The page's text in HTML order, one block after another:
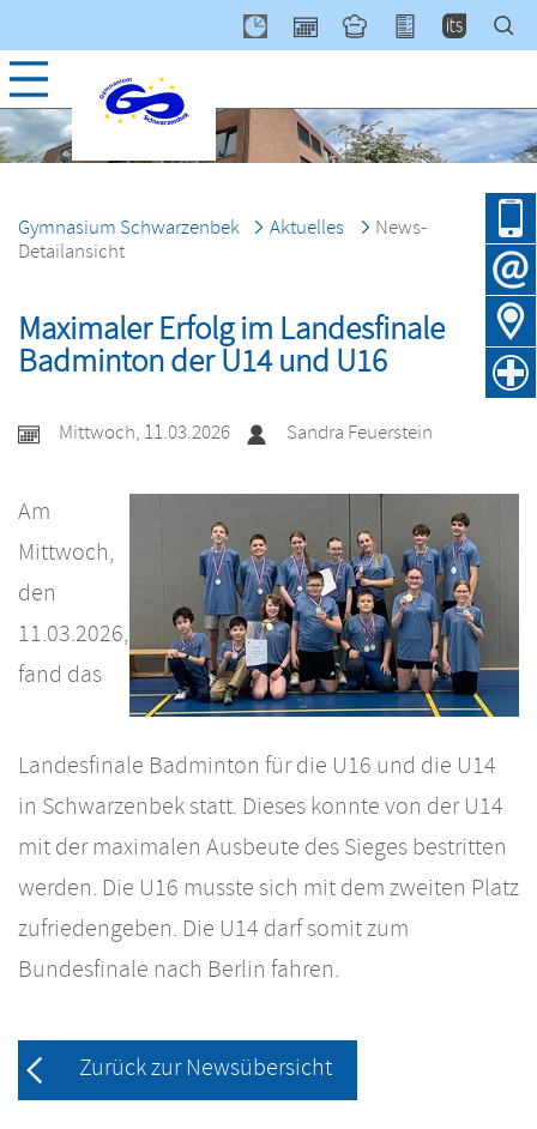
Gymnasium Schwarzenbek Aktuelles
News-
Detailansicht
Maximaler Erfolg im Landesfinale
Badminton der U14 und U16
Mittwoch, 11.03.2026 Sandra Feuerstein
Am
Mittwoch,
den
11.03.2026,
fand das
Landesfinale Badminton für die U16 und die U14
in Schwarzenbek statt. Dieses konnte von der U14
mit der maximalen Ausbeute des Sieges bestritten
werden. Die U16 musste sich mit dem zweiten Platz
zufriedengeben. Die U14 darf somit zum
Bundesfinale nach Berlin fahren.
Zurück zur Newsübersicht